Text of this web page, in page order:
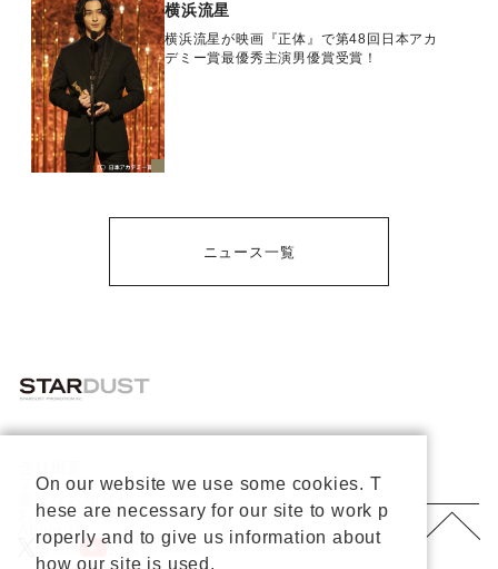
横浜流星
横浜流星が映画『正体』で第48回日本アカ
デミー賞最優秀主演男優賞受賞！
ニュース一覧
プライバシーポリシー
重要なお知らせ
お問い合わせ
About Us
公式X
公式Youtube
On our website we use some cookies. T
hese are necessary for our site to work p
roperly and to give us information about
how our site is used.